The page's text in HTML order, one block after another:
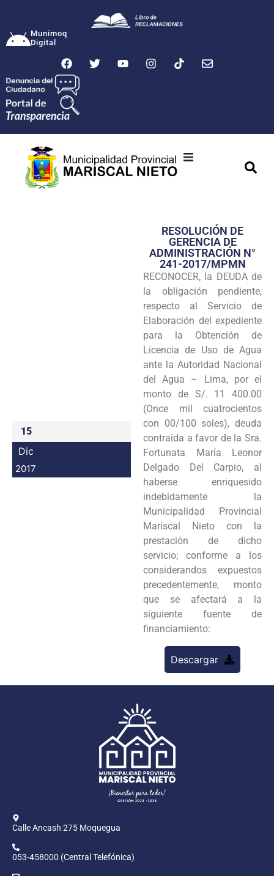
Munimoq
Digital
Transparencia
Seguridad
Programas
Intranet
15
Dic
2017
RESOLUCIÓN DE
GERENCIA DE
ADMINISTRACIÓN N°
241-2017/MPMN
RECONOCER, la DEUDA de
la obligación pendiente,
respecto al Servicio de
Elaboración del expediente
para la Obtención de
Licencia de Uso de Agua
ante la Autoridad Nacional
del Agua – Lima, por el
monto de S/. 11 400.00
(Once mil cuatrocientos
con 00/100 soles), deuda
contraída a favor de la Sra.
Fortunata María Leonor
Delgado Del Carpio, al
haberse enriquesido
indebidamente la
Municipalidad Provincial
Mariscal Nieto con la
prestación de dicho
servicio; conforme a los
considerandos expuestos
precedentemente, monto
que se afectará a la
siguiente fuente de
financiamiento:
Descargar
Calle Ancash 275 Moquegua
053-458000 (Central Telefónica)